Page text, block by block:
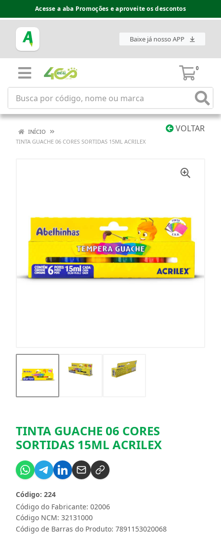
Acesse a aba Promoções e aproveite os descontos
Baixe já nosso APP
0
VOLTAR
INÍCIO
TINTA GUACHE 06 CORES SORTIDAS 15ML ACRILEX
TINTA GUACHE 06 CORES
SORTIDAS 15ML ACRILEX
Código do Fabricante: 02006
Código: 224
Código NCM: 32131000
Código de Barras do Produto: 7891153020068